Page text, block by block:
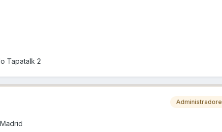
Tapatalk 2